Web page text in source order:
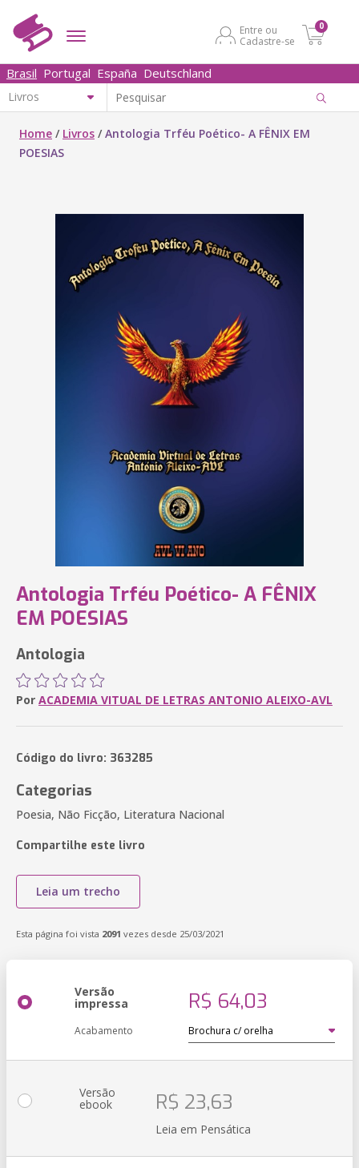
Entre ou
Cadastre-se
0
Brasil Portugal España Deutschland
Home / Livros /Antologia Trféu Poético- A FÊNIX EM
POESIAS
Antologia Trféu Poético- A FÊNIX
EM POESIAS
Antologia
Por ACADEMIA VITUAL DE LETRAS ANTONIO ALEIXO-AVL
Código do livro: 363285
Categorias
Poesia, Não Ficção, Literatura Nacional
Compartilhe este livro
Leia um trecho
Esta página foi vista 2091 vezes desde 25/03/2021
Versão
impressa R$ 64,03
Acabamento
Versão
ebook R$ 23,63
Leia em Pensática